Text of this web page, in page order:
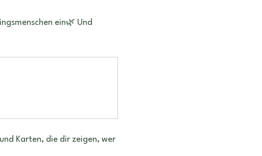
ein🌿 Und
Karten, die dir zeigen, wer